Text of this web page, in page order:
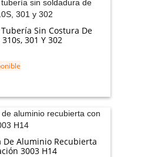
Sin Costura De
301 Y 302
De Aluminio Recubierta
3003 H14